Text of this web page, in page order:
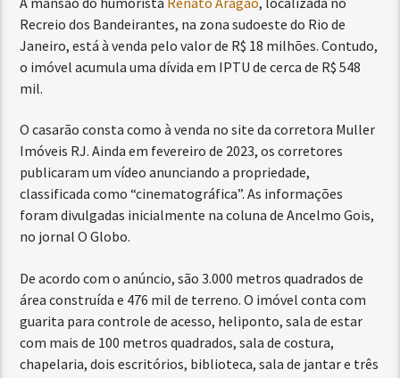
Recreio dos Bandeirantes, na zona sudoeste do Rio de
Janeiro, está à venda pelo valor de R$ 18 milhões. Contudo,
o imóvel acumula uma dívida em IPTU de cerca de R$ 548
mil.
O casarão consta como à venda no site da corretora Muller
Imóveis RJ. Ainda em fevereiro de 2023, os corretores
publicaram um vídeo anunciando a propriedade,
classificada como “cinematográfica”. As informações
foram divulgadas inicialmente na coluna de Ancelmo Gois,
no jornal O Globo.
De acordo com o anúncio, são 3.000 metros quadrados de
área construída e 476 mil de terreno. O imóvel conta com
guarita para controle de acesso, heliponto, sala de estar
com mais de 100 metros quadrados, sala de costura,
chapelaria, dois escritórios, biblioteca, sala de jantar e três